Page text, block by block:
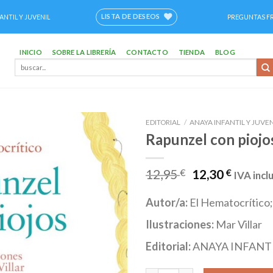
Y JUVENIL LISTA DE DESEOS PREGUNTAS
INICIO SOBRE LA LIBRERÍA CONTACTO TIENDA
BLOG
Buscar
Añadir
a la
lista de
deseos
EDITORIAL / ANAYA INFANTIL Y
Rapunzel con
12,95€ 12,30€ IVA
Autor/a: El Hematocrítico;
Ilustraciones: Mar Villar
Editorial:ANAYA